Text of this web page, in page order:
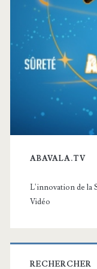
ABAVALA.TV
L'innovation de la
Vidéo
RECHERCHER